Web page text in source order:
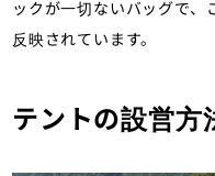
ックが一切ないバッグで
反映されています。
テントの設営方